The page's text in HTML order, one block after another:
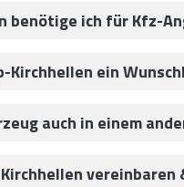
benötige ich für Kfz-
Kirchhellen ein
auch in einem